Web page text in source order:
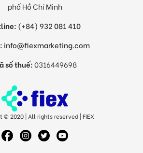
phố Hồ Chí Minh
(+84) 932 081 410
info@fiexmarketing.com
số thuế:0316449698
© 2020 | All rights reserved | FIEX